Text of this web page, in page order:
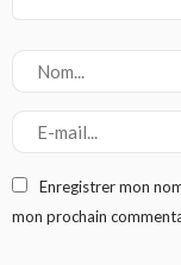
Enregistrer mon
mon prochain